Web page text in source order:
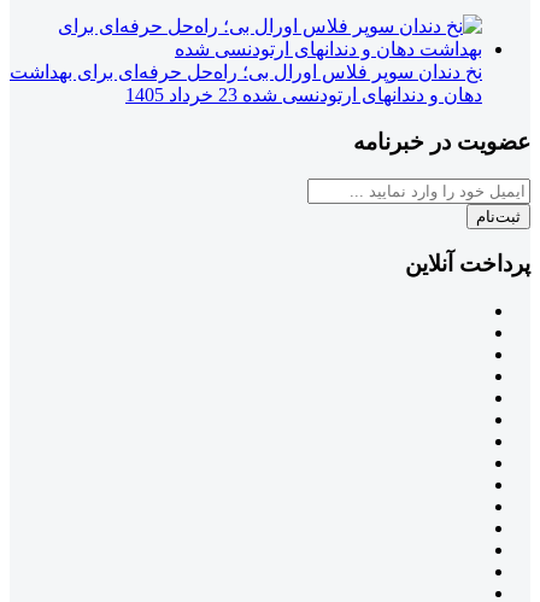
نخ دندان سوپر فلاس اورال بی؛ راه‌حل حرفه‌ای برای بهداشت
دهان و دندانهای ارتودنسی شده 23 خرداد 1405
عضویت در خبرنامه
ثبت‌نام
پرداخت آنلاین